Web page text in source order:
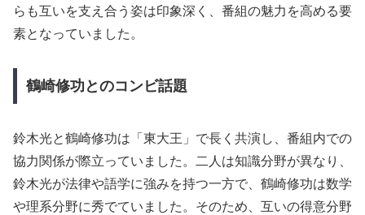
らも互いを支え合う姿は印象深く、番組の魅力を高める要
素となっていました。
鶴崎修功とのコンビ話題
鈴木光と鶴崎修功は「東大王」で長く共演し、番組内での
協力関係が際立っていました。二人は知識分野が異なり、
鈴木光が法律や語学に強みを持つ一方で、鶴崎修功は数学
や理系分野に秀でていました。そのため、互いの得意分野